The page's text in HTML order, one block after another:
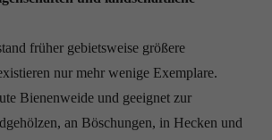
früher gebietsweise größere
nur mehr wenige Exemplare.
Bienenweide und geeignet zur
an Böschungen, in Hecken und